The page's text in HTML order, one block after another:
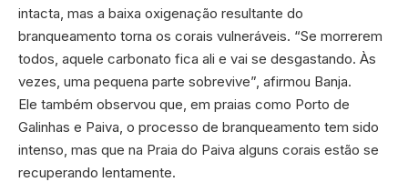
intacta, mas a baixa oxigenação resultante do
branqueamento torna os corais vulneráveis. “Se morrerem
todos, aquele carbonato fica ali e vai se desgastando. Às
vezes, uma pequena parte sobrevive”, afirmou Banja.
Ele também observou que, em praias como Porto de
Galinhas e Paiva, o processo de branqueamento tem sido
intenso, mas que na Praia do Paiva alguns corais estão se
recuperando lentamente.